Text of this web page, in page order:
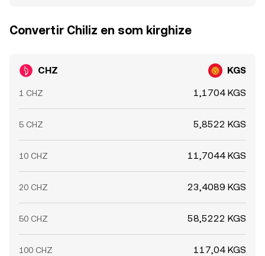
Convertir Chiliz en som kirghize
CHZ KGS
1 CHZ 1,1704 KGS
5 CHZ 5,8522 KGS
10 CHZ 11,7044 KGS
20 CHZ 23,4089 KGS
50 CHZ 58,5222 KGS
100 CHZ 117,04 KGS